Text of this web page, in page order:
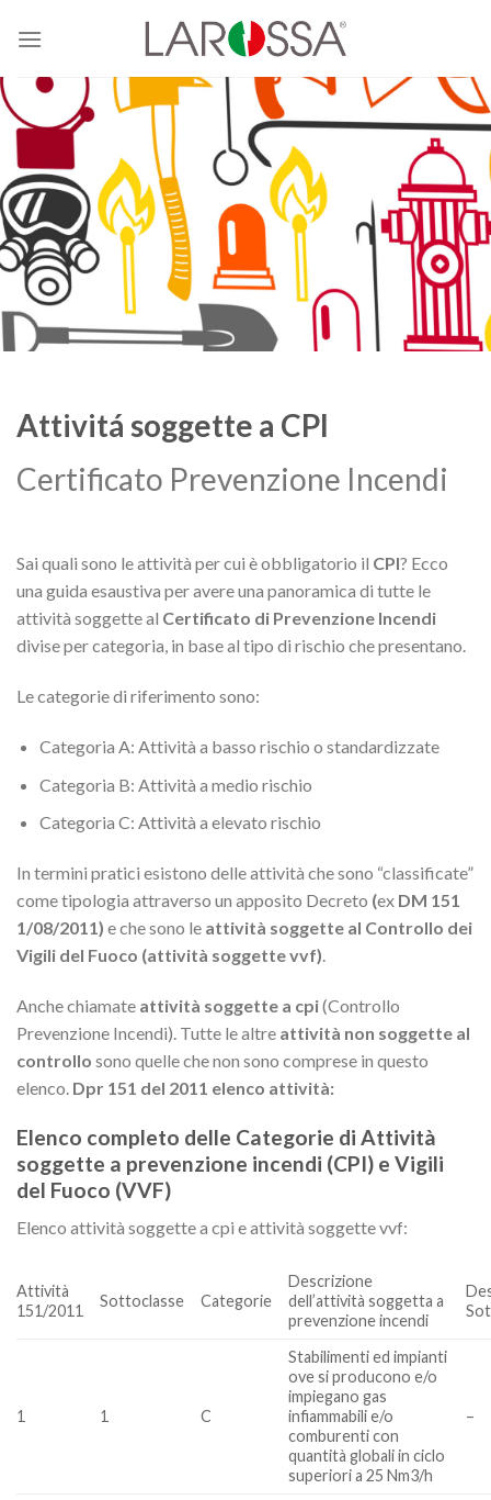
Attivitá soggette a CPI
Certificato Prevenzione Incendi
Sai quali sono le attività per cui è obbligatorio il CPI? Ecco
una guida esaustiva per avere una panoramica di tutte le
attività soggette al Certificato di Prevenzione Incendi
divise per categoria, in base al tipo di rischio che presentano.
Le categorie di riferimento sono:
Categoria A: Attività a basso rischio o standardizzate
Categoria B: Attività a medio rischio
Categoria C: Attività a elevato rischio
In termini pratici esistono delle attività che sono “classificate”
come tipologia attraverso un apposito Decreto (ex DM 151
1/08/2011) e che sono le attività soggette al Controllo dei
Vigili del Fuoco (attività soggette vvf).
Anche chiamate attività soggette a cpi(Controllo
Prevenzione Incendi). Tutte le altre attività non soggette al
controllo sono quelle che non sono comprese in questo
elenco. Dpr 151 del 2011 elenco attività:
Elenco completo delle Categorie di Attività
soggette a prevenzione incendi (CPI) e Vigili
del Fuoco (VVF)
Elenco attività soggette a cpi e attività soggette vvf:
Attività
151/2011
Sottoclasse Categorie
Descrizione
dell’attività soggetta a
prevenzione incendi
1 1 C
Stabilimenti ed impianti
ove si producono e/o
impiegano gas
infiammabili e/o
comburenti con
quantità globali in ciclo
superiori a 25 Nm3/h
–